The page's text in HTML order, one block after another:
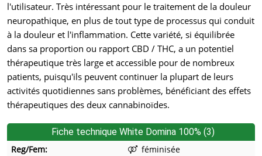
l'utilisateur. Très intéressant pour le traitement de la douleur
neuropathique, en plus de tout type de processus qui conduit
à la douleur et l'inflammation. Cette variété, si équilibrée
dans sa proportion ou rapport CBD / THC, a un potentiel
thérapeutique très large et accessible pour de nombreux
patients, puisqu'ils peuvent continuer la plupart de leurs
activités quotidiennes sans problèmes, bénéficiant des effets
thérapeutiques des deux cannabinoïdes.
Fiche technique White Domina 100% (3)
Reg/Fem:
féminisée